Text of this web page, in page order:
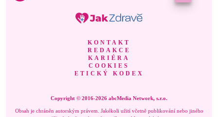
KONTAKT
REDAKCE
KARIÉRA
COOKIES
ETICKÝ KODEX
Copyright © 2016-2026 abcMedia Network, s.r.o.
Obsah je chráněn autorským právem. Jakékoli užití včetně publikování nebo jiného